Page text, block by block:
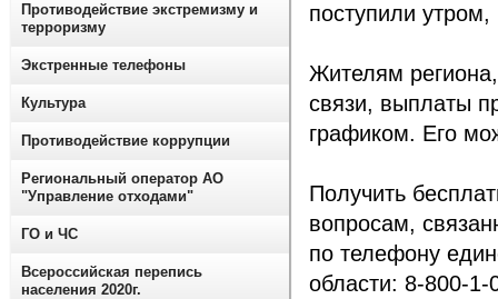
поступили
Жителям
связи, выплаты
графиком. Его
Получить
вопросам,
по телефону
области: 8-800-
Противодействие экстремизму и
терроризму
Экстренные телефоны
Культура
Противодействие коррупции
Региональный оператор АО
"Управление отходами"
ГО и ЧС
Всероссийская перепись
населения 2020г.